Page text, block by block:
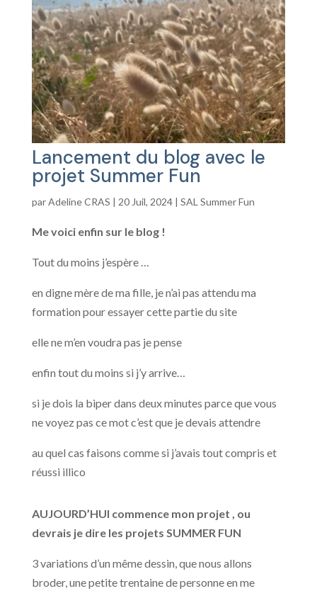
Lancement du blog avec le
projet Summer Fun
parAdeline CRAS | 20 Juil, 2024| SAL Summer Fun
Me voici enfin sur le blog !
Tout du moins j’espère …
en digne mère de ma fille, je n’ai pas attendu ma
formation pour essayer cette partie du site
elle ne m’en voudra pas je pense
enfin tout du moins si j’y arrive…
si je dois la biper dans deux minutes parce que vous
ne voyez pas ce mot c’est que je devais attendre
au quel cas faisons comme si j’avais tout compris et
réussi illico
AUJOURD’HUI commence mon projet , ou
devrais je dire les projets SUMMER FUN
3 variations d’un même dessin, que nous allons
broder, une petite trentaine de personne en me